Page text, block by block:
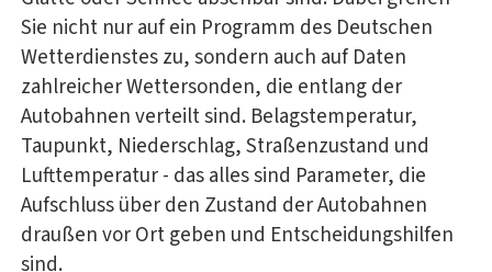
Sie nicht nur auf ein Programm des Deutschen
Wetterdienstes zu, sondern auch auf Daten
zahlreicher Wettersonden, die entlang der
Autobahnen verteilt sind. Belagstemperatur,
Taupunkt, Niederschlag, Straßenzustand und
Lufttemperatur - das alles sind Parameter, die
Aufschluss über den Zustand der Autobahnen
draußen vor Ort geben und Entscheidungshilfen
sind.